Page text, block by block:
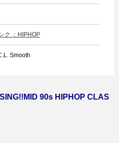
ク ：HIPHOP
Smooth
90s HIPHOP CLAS